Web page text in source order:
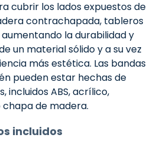
cubrir los lados expuestos de
contrachapada, tableros
la durabilidad y
un material sólido y a su vez
más estética. Las bandas
pueden estar hechas de
incluidos ABS, acrílico,
de madera.
incluidos